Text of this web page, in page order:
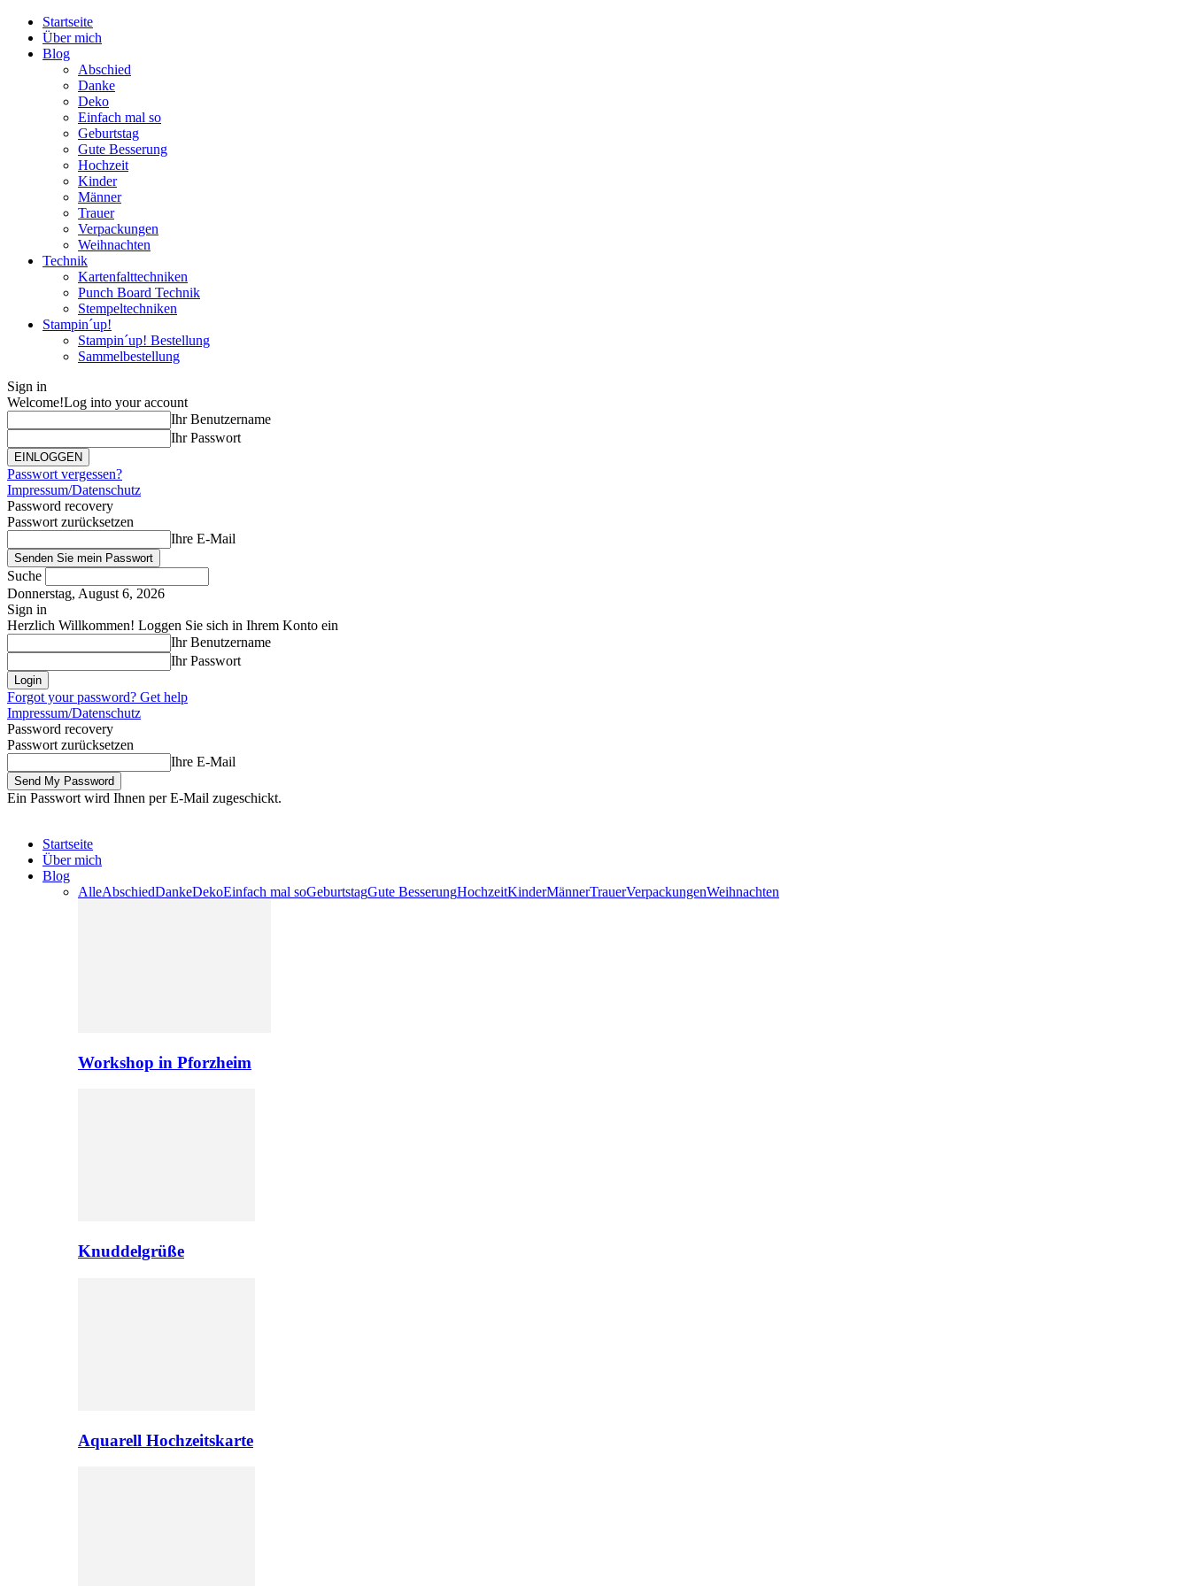
Startseite
Über mich
Blog
Abschied
Danke
Deko
Einfach mal so
Geburtstag
Gute Besserung
Hochzeit
Kinder
Männer
Trauer
Verpackungen
Weihnachten
Technik
Kartenfalttechniken
Punch Board Technik
Stempeltechniken
Stampin´up!
Stampin´up! Bestellung
Sammelbestellung
Sign in
Welcome!Log into your account
Ihr Benutzername
Ihr Passwort
Passwort vergessen?
Impressum/Datenschutz
Password recovery
Passwort zurücksetzen
Ihre E-Mail
Suche
Donnerstag, August 6, 2026
Sign in
Herzlich Willkommen! Loggen Sie sich in Ihrem Konto ein
Ihr Benutzername
Ihr Passwort
Forgot your password? Get help
Impressum/Datenschutz
Password recovery
Passwort zurücksetzen
Ihre E-Mail
Ein Passwort wird Ihnen per E-Mail zugeschickt.
Startseite
Über mich
Blog
AlleAbschiedDankeDekoEinfach mal soGeburtstagGute BesserungHochzeitKinderMännerTrauerVerpackungenWeihnachten
Workshop in Pforzheim
Knuddelgrüße
Aquarell Hochzeitskarte